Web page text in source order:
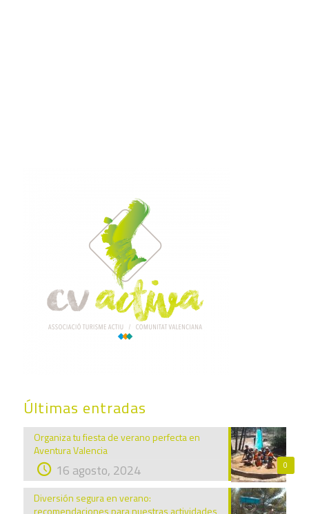
Últimas entradas
0
Organiza tu fiesta de verano perfecta en
Aventura Valencia
16 agosto, 2024
Diversión segura en verano:
recomendaciones para nuestras actividades